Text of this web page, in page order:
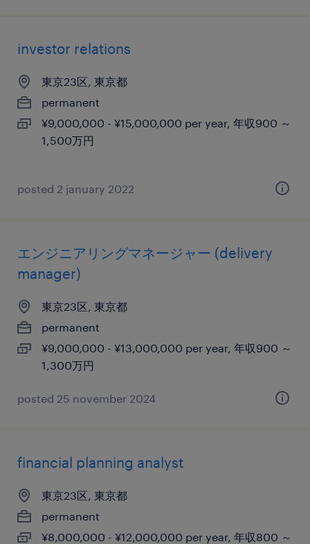
investor relations
東京23区, 東京都
permanent
¥9,000,000 - ¥15,000,000 per year, 年収900 ～
1,500万円
posted 2 january 2022
エンジニアリングマネージャー (delivery
manager)
東京23区, 東京都
permanent
¥9,000,000 - ¥13,000,000 per year, 年収900 ～
1,300万円
posted 25 november 2024
financial planning analyst
東京23区, 東京都
permanent
¥8,000,000 - ¥12,000,000 per year, 年収800 ～